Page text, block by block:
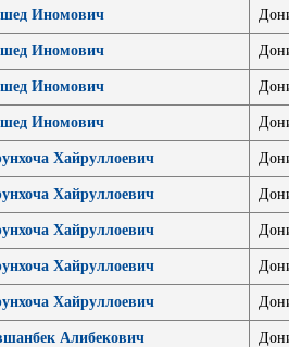
Иномович
Иномович
Иномович
Иномович
Хайруллоевич
Хайруллоевич
Хайруллоевич
Хайруллоевич
Хайруллоевич
Алибекович